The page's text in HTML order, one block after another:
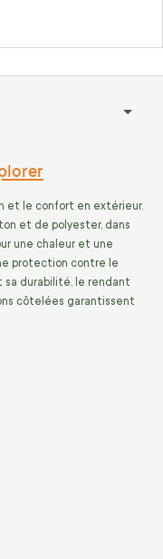
et le confort en extérieur.
et de polyester, dans
une chaleur et une
protection contre le
durabilité, le rendant
côtelées garantissent